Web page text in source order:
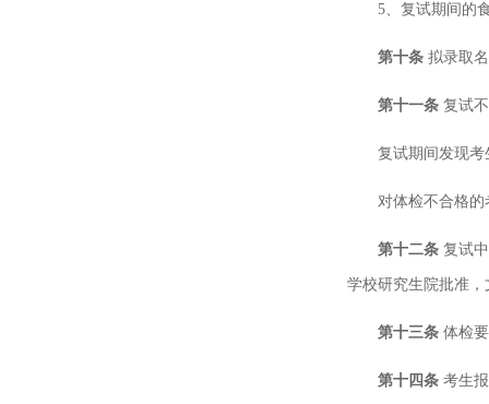
5、复试期间的
第十条 拟录取
第十一条 复试
复试期间发现
对体检不合格
第十二条 复试
学校研究生院批准
第十三条 体检
第十四条 考生